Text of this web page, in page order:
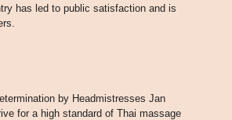
has led to public satisfaction and is
by Headmistresses Jan
for a high standard of Thai massage